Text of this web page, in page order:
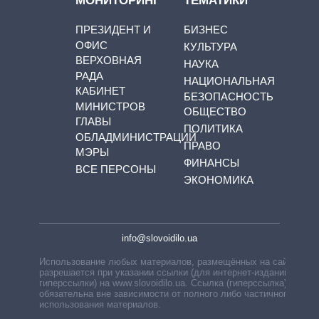
ПРЕЗИДЕНТ И
ОФИС
ВЕРХОВНАЯ
РАДА
КАБИНЕТ
МИНИСТРОВ
ГЛАВЫ
ОБЛАДМИНИСТРАЦИЙ
МЭРЫ
ВСЕ ПЕРСОНЫ
БИЗНЕС
КУЛЬТУРА
НАУКА
НАЦИОНАЛЬНАЯ
БЕЗОПАСНОСТЬ
ОБЩЕСТВО
ПОЛИТИКА
ПРАВО
ФИНАНСЫ
ЭКОНОМИКА
info@slovoidilo.ua
Использование любых материалов, размещённых на сайте,
разрешается при указании ссылки (для интернет-изданий —
гиперссылки) на www.slovoidilo.ua. Ссылка (гиперссылка)
обязательна вне зависимости от полного либо частичного
использования материалов.